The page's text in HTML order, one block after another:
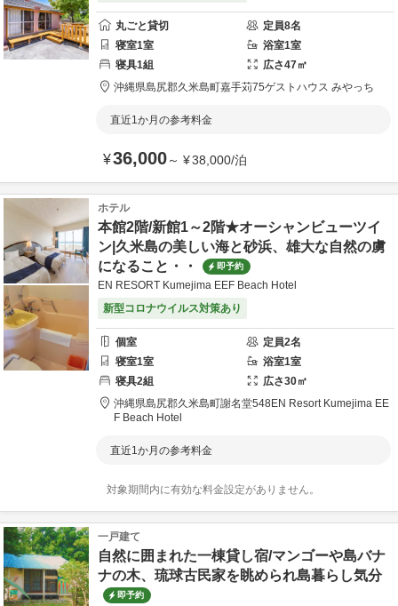
丸ごと貸切 定員8名
寝室1室 浴室1室
寝具1組 広さ47㎡
沖縄県島尻郡久米島町嘉手苅75ゲストハウス みやっち
直近1か月の参考料金
¥36,000～ ¥38,000/泊
ホテル
本館2階/新館1～2階★オーシャンビューツイ
ン|久米島の美しい海と砂浜、雄大な自然の虜
になること・・
即予約
EN RESORT Kumejima EEF Beach Hotel
新型コロナウイルス対策あり
個室 定員2名
寝室1室 浴室1室
寝具2組 広さ30㎡
沖縄県島尻郡久米島町謝名堂548EN Resort Kumejima EE
F Beach Hotel
直近1か月の参考料金
対象期間内に有効な料金設定がありません。
一戸建て
自然に囲まれた一棟貸し宿/マンゴーや島バナ
ナの木、琉球古民家を眺められ島暮らし気分
即予約